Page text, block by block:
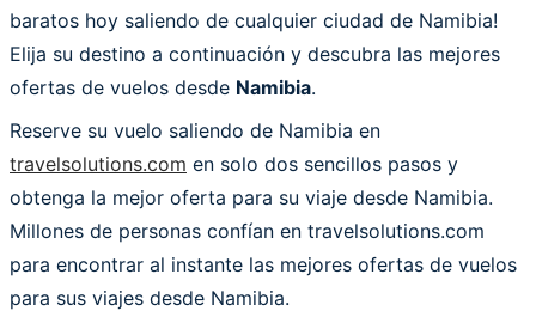
baratos hoy saliendo de cualquier ciudad de Namibia!
Elija su destino a continuación y descubra las mejores
ofertas de vuelos desde Namibia.
Reserve su vuelo saliendo de Namibia en
travelsolutions.com en solo dos sencillos pasos y
obtenga la mejor oferta para su viaje desde Namibia.
Millones de personas confían en travelsolutions.com
para encontrar al instante las mejores ofertas de vuelos
para sus viajes desde Namibia.